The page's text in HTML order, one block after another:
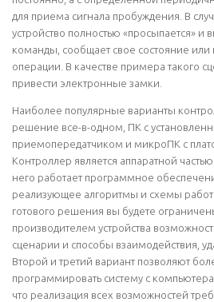
для приема сигнала пробуждения. В
устройство полностью «просыпается» и
команды, сообщает свое состояние или
операции. В качестве примера такого
привести электронные замки.
Наиболее популярные варианты
решение все-в-одном, ПК с
приемопередатчиком и микроПК с
Контроллер является аппаратной
него работает программное
реализующее алгоритмы и схемы
готового решения вы будете
производителем устройства
сценарии и способы взаимодействия,
Второй и третий вариант позволяют
программировать систему с
что реализация всех возможностей